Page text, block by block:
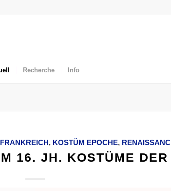
Recherche Info
FRANKREICH, KOSTÜM EPOCHE,
16. JH. KOSTÜME